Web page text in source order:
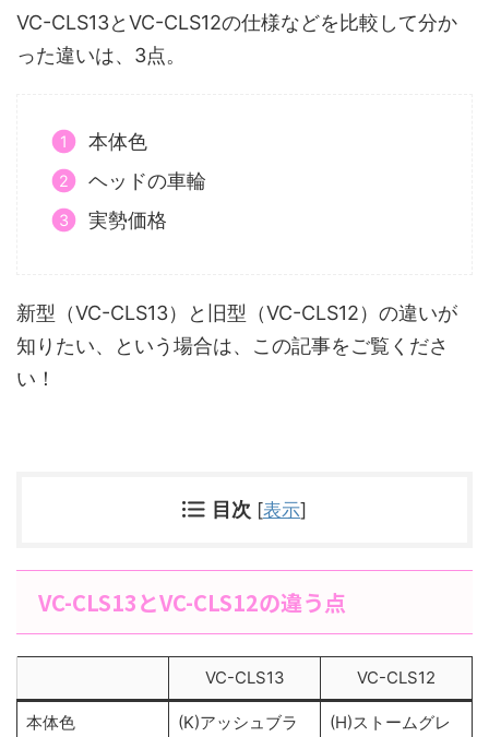
VC-CLS13とVC-CLS12の仕様などを比較して分か
った違いは、3点。
本体色
ヘッドの車輪
実勢価格
新型（VC-CLS13）と旧型（VC-CLS12）の違いが
知りたい、という場合は、この記事をご覧くださ
い！
目次 [表示]
VC-CLS13とVC-CLS12の違う点
VC-CLS13 VC-CLS12
本体色
(K)アッシュブラ
(H)ストームグレ